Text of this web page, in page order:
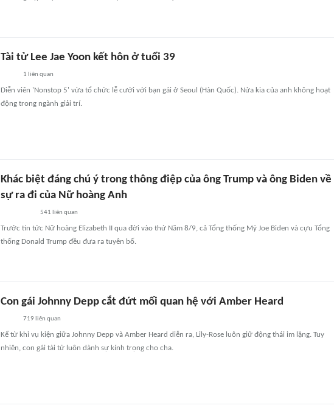
Tài tử Lee Jae Yoon kết hôn ở tuổi 39
1 liên quan
Diễn viên 'Nonstop 5' vừa tổ chức lễ cưới với bạn gái ở Seoul (Hàn Quốc). Nửa kia của anh không hoạt
động trong ngành giải trí.
Khác biệt đáng chú ý trong thông điệp của ông Trump và ông Biden về
sự ra đi của Nữ hoàng Anh
541 liên quan
Trước tin tức Nữ hoàng Elizabeth II qua đời vào thứ Năm 8/9, cả Tổng thống Mỹ Joe Biden và cựu Tổng
thống Donald Trump đều đưa ra tuyên bố.
Con gái Johnny Depp cắt đứt mối quan hệ với Amber Heard
719 liên quan
Kể từ khi vụ kiện giữa Johnny Depp và Amber Heard diễn ra, Lily-Rose luôn giữ động thái im lặng. Tuy
nhiên, con gái tài tử luôn dành sự kính trọng cho cha.